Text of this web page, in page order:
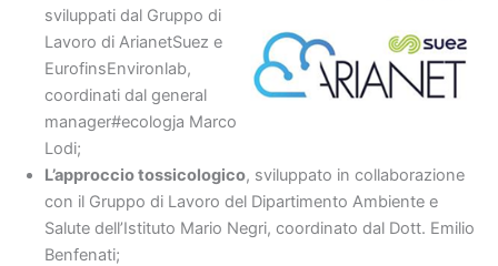
sviluppati dal Gruppo di
Lavoro di ArianetSuez e
EurofinsEnvironlab,
coordinati dal general
manager#ecologja Marco
Lodi;
L’approccio tossicologico, sviluppato in collaborazione
con il Gruppo di Lavoro del Dipartimento Ambiente e
Salute dell’Istituto Mario Negri, coordinato dal Dott. Emilio
Benfenati;